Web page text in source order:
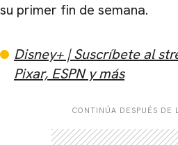
su primer fin de semana.
Disney+ | Suscríbete al
Pixar, ESPN y más
CONTINÚA DESPUÉS DE